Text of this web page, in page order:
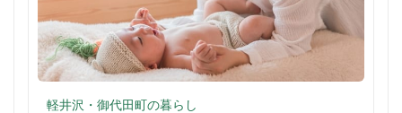
軽井沢・御代田町の暮らし